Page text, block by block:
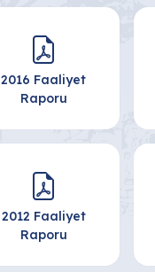
2016 Faaliyet
Raporu
2012 Faaliyet
Raporu